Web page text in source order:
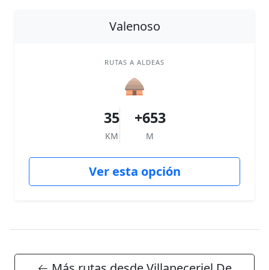
Valenoso
RUTAS A ALDEAS
🛖
35
KM
+653
M
Ver esta opción